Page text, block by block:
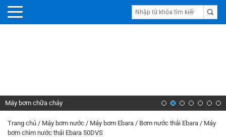
Máy bơm chữa cháy
Trang chủ / Máy bơm nước / Máy bơm Ebara / Bơm nước thải Ebara / Máy
bơm chìm nước thải Ebara 50DVS